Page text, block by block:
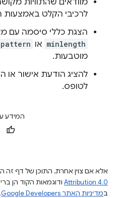
מוודאים שהתוויות
לרכיבי הקלט באמצעות
הצגת כללי סיסמה עם
minlength או pattern
מוטבעות.
להציג הודעת אישור או
לטופס.
המידע
אלא אם צוין אחרת, התוכן של דף זה
Attribution 4.0 ודוגמאות הקוד הן
במדיניות האתר Google Developers‏